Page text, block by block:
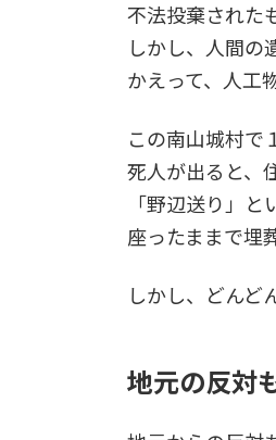
不法投棄された
しかし、人間の
かえって、人工
この南山城村で
死人が出ると、
「野辺送り」と
座ったままで埋
しかし、どんど
地元の反対